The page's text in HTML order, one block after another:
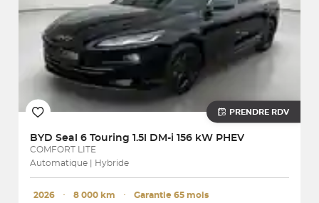
PRENDRE RDV
BYD Seal 6 Touring 1.5l DM-i 156 kW PHEV
COMFORT LITE
Automatique | Hybride
2026 ･ 8 000 km ･ Garantie 65 mois